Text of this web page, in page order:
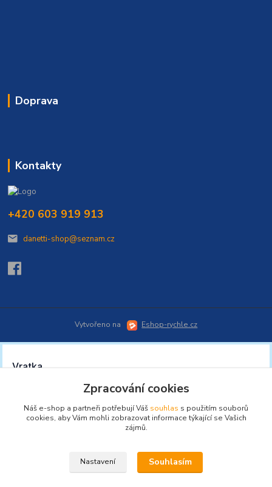
Doprava
Kontakty
+420 603 919 913
danetti-shop@seznam.cz
Vytvořeno na Eshop-rychle.cz
Zpracování cookies
Náš e-shop a partneři potřebují Váš souhlas s použitím souborů
cookies, aby Vám mohli zobrazovat informace týkající se Vašich
zájmů.
Nastavení Souhlasím